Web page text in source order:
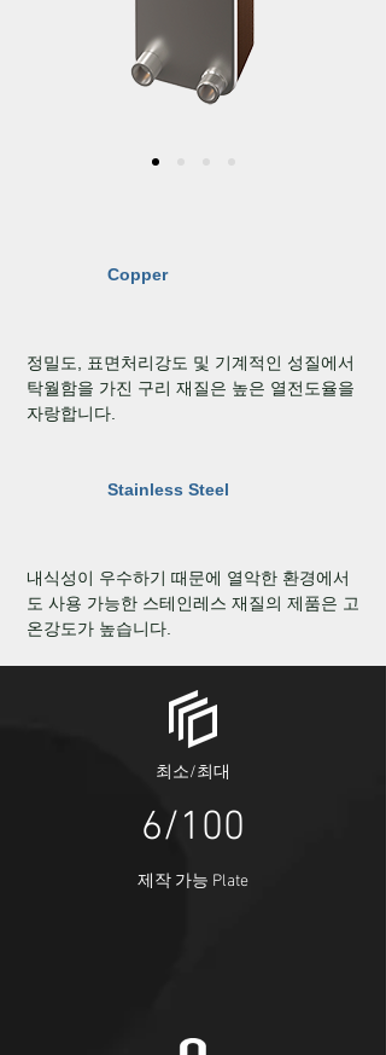
Copper
정밀도, 표면처리강도 및 기계적인 성질에서
탁월함을 가진 구리 재질은 높은 열전도율을
자랑합니다.
Stainless Steel
내식성이 우수하기 때문에 열악한 환경에서
도 사용 가능한 스테인레스 재질의 제품은 고
온강도가 높습니다.
​최소/최대
6/100
제작 가능 Plate